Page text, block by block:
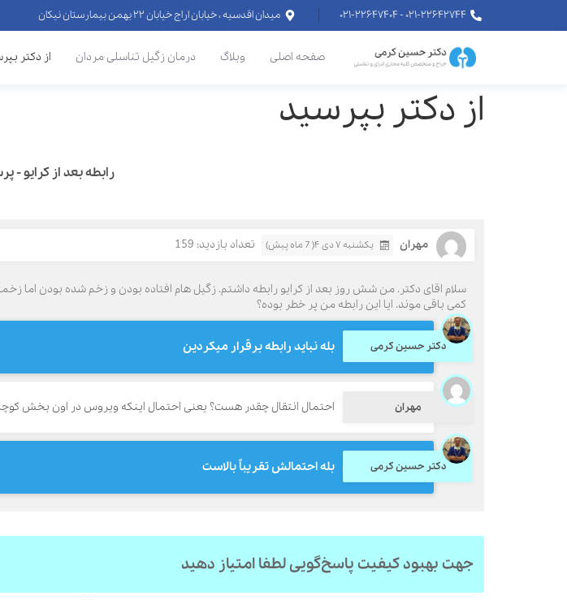
۰۲۱-۲۲۶۴۲۷۴۴ - ۰۲۱-۲۲۶۴۷۴۰۴ میدان اقدسیه ، خیابان اراج خیابان ۲۲ بهمن بیمارستان نیکان
صفحه اصلی وبلاگ درمان زگیل تناسلی مردان از دکتر
از دکتر بپرسید
رابطه بعد از کرایو - پرسش
مهران یکشنبه ۷ دی ۴( 7 ماه پیش) تعداد بازدید: 159
سلام اقای دکتر. من شش روز بعد از کرایو رابطه داشتم. زگیل هام افتاده بودن و زخم شده بودن اما
کمی باقی موند. ایا این رابطه من پر خطر بوده؟
دکتر حسین کرمی بله نباید رابطه برقرار میکردین
مهران احتمال انتقال چقدر هست؟ یعنی احتمال اینکه ویروس در اون بخش
دکتر حسین کرمی بله احتمالش تقریباً بالاست
جهت بهبود کیفیت پاسخ‌گویی لطفا امتیاز دهید